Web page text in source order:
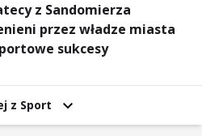
z Sandomierza
przez władze miasta
sukcesy
z Sport